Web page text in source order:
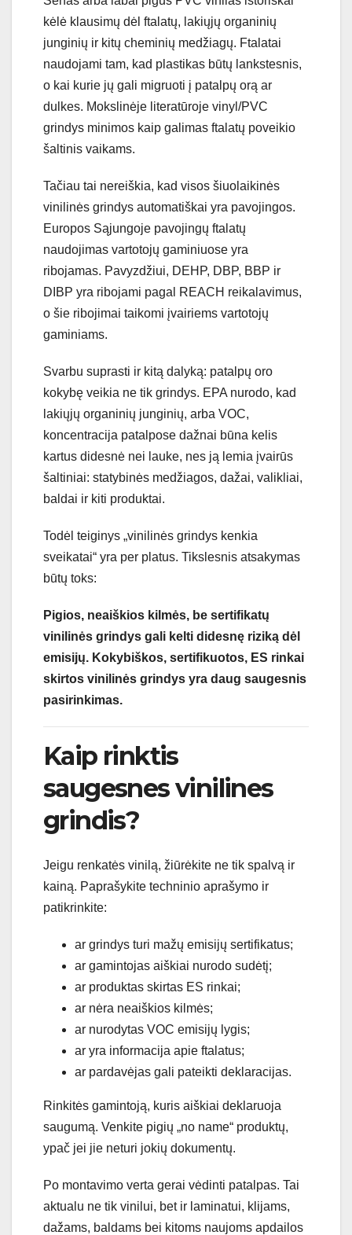
kėlė klausimų dėl ftalatų, lakiųjų organinių
junginių ir kitų cheminių medžiagų. Ftalatai
naudojami tam, kad plastikas būtų lankstesnis,
o kai kurie jų gali migruoti į patalpų orą ar
dulkes. Mokslinėje literatūroje vinyl/PVC
grindys minimos kaip galimas ftalatų poveikio
šaltinis vaikams.
Tačiau tai nereiškia, kad visos šiuolaikinės
vinilinės grindys automatiškai yra pavojingos.
Europos Sąjungoje pavojingų ftalatų
naudojimas vartotojų gaminiuose yra
ribojamas. Pavyzdžiui, DEHP, DBP, BBP ir
DIBP yra ribojami pagal REACH reikalavimus,
o šie ribojimai taikomi įvairiems vartotojų
gaminiams.
Svarbu suprasti ir kitą dalyką: patalpų oro
kokybę veikia ne tik grindys. EPA nurodo, kad
lakiųjų organinių junginių, arba VOC,
koncentracija patalpose dažnai būna kelis
kartus didesnė nei lauke, nes ją lemia įvairūs
šaltiniai: statybinės medžiagos, dažai, valikliai,
baldai ir kiti produktai.
Todėl teiginys „vinilinės grindys kenkia
sveikatai“ yra per platus. Tikslesnis atsakymas
būtų toks:
Pigios, neaiškios kilmės, be sertifikatų
vinilinės grindys gali kelti didesnę riziką dėl
emisijų. Kokybiškos, sertifikuotos, ES rinkai
skirtos vinilinės grindys yra daug saugesnis
pasirinkimas.
Kaip rinktis
saugesnes vinilines
grindis?
Jeigu renkatės vinilą, žiūrėkite ne tik spalvą ir
kainą. Paprašykite techninio aprašymo ir
patikrinkite:
ar grindys turi mažų emisijų sertifikatus;
ar gamintojas aiškiai nurodo sudėtį;
ar produktas skirtas ES rinkai;
ar nėra neaiškios kilmės;
ar nurodytas VOC emisijų lygis;
ar yra informacija apie ftalatus;
ar pardavėjas gali pateikti deklaracijas.
Rinkitės gamintoją, kuris aiškiai deklaruoja
saugumą. Venkite pigių „no name“ produktų,
ypač jei jie neturi jokių dokumentų.
Po montavimo verta gerai vėdinti patalpas. Tai
aktualu ne tik vinilui, bet ir laminatui, klijams,
dažams, baldams bei kitoms naujoms apdailos